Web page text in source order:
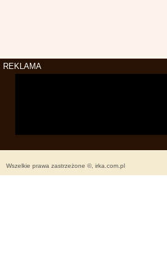
REKLAMA
Wszelkie prawa zastrzeżone ©, irka.com.pl